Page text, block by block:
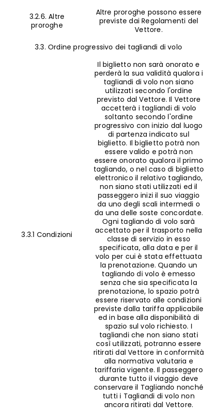
3.2.6. Altre
proroghe
Altre proroghe possono essere
previste dai Regolamenti del
Vettore.
3.3. Ordine progressivo dei tagliandi di volo
3.3.1 Condizioni
Il biglietto non sarà onorato e
perderà la sua validità qualora i
tagliandi di volo non siano
utilizzati secondo l'ordine
previsto dal Vettore. Il Vettore
accetterà i tagliandi di volo
soltanto secondo l'ordine
progressivo con inizio dal luogo
di partenza indicato sul
biglietto. Il biglietto potrà non
essere valido e potrà non
essere onorato qualora il primo
tagliando, o nel caso di biglietto
elettronico il relativo tagliando,
non siano stati utilizzati ed il
passeggero inizi il suo viaggio
da uno degli scali intermedi o
da una delle soste concordate.
Ogni tagliando di volo sarà
accettato per il trasporto nella
classe di servizio in esso
specificata, alla data e per il
volo per cui è stata effettuata
la prenotazione. Quando un
tagliando di volo è emesso
senza che sia specificata la
prenotazione, lo spazio potrà
essere riservato alle condizioni
previste dalla tariffa applicabile
ed in base alla disponibilità di
spazio sul volo richiesto. I
tagliandi che non siano stati
così utilizzati, potranno essere
ritirati dal Vettore in conformità
alla normativa valutaria e
tariffaria vigente. Il passeggero
durante tutto il viaggio deve
conservare il Tagliando nonché
tutti i Tagliandi di volo non
ancora ritirati dal Vettore.